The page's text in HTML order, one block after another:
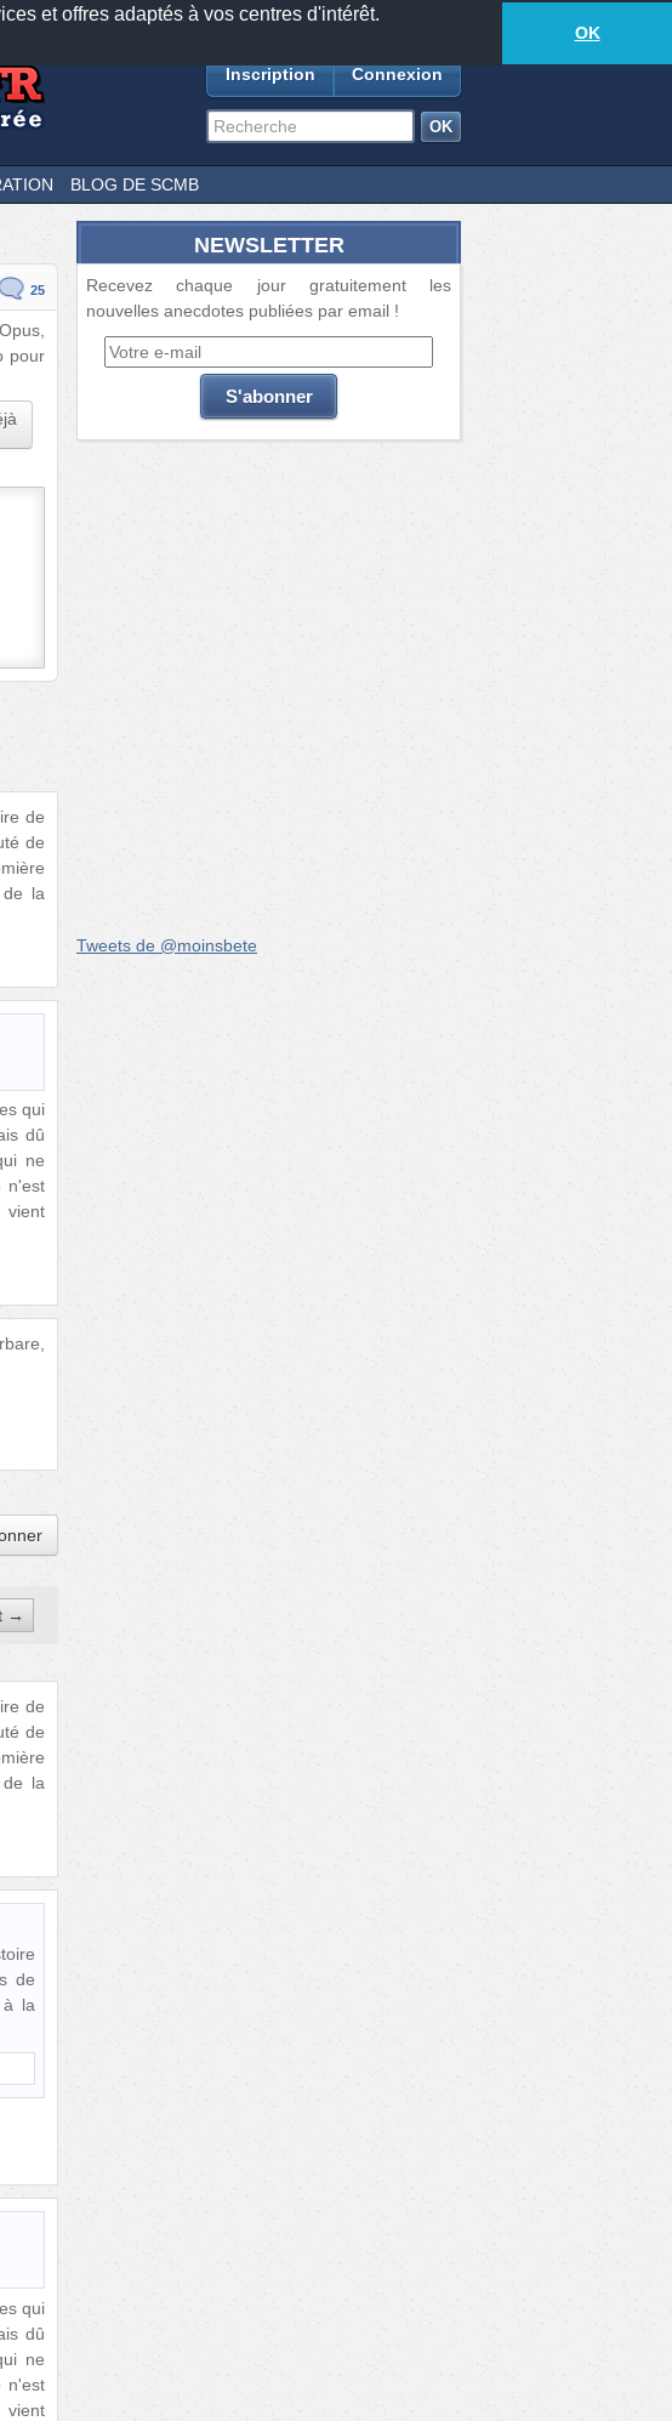
et offres adaptés à vos centres d'intérêt.
OK
Facebook
TwitterFeeds18873anecdotes-436lecteurs connectés
Inscription Connexion
BLOG DE SCMB
25
pour
de
de
la
qui
dû
ne
n'est
vient
→
de
de
la
de
à la
qui
dû
ne
n'est
vient
NEWSLETTER
Recevez chaque jour gratuitement les
nouvelles anecdotes publiées par email !
Tweets de @moinsbete